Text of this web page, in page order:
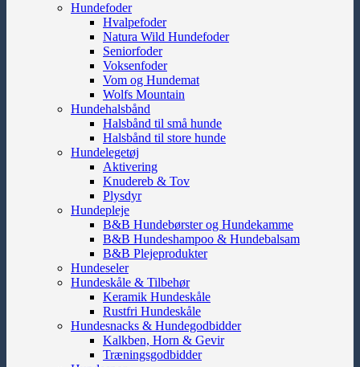
Hundefoder
Hvalpefoder
Natura Wild Hundefoder
Seniorfoder
Voksenfoder
Vom og Hundemat
Wolfs Mountain
Hundehalsbånd
Halsbånd til små hunde
Halsbånd til store hunde
Hundelegetøj
Aktivering
Knudereb & Tov
Plysdyr
Hundepleje
B&B Hundebørster og Hundekamme
B&B Hundeshampoo & Hundebalsam
B&B Plejeprodukter
Hundeseler
Hundeskåle & Tilbehør
Keramik Hundeskåle
Rustfri Hundeskåle
Hundesnacks & Hundegodbidder
Kalkben, Horn & Gevir
Træningsgodbidder